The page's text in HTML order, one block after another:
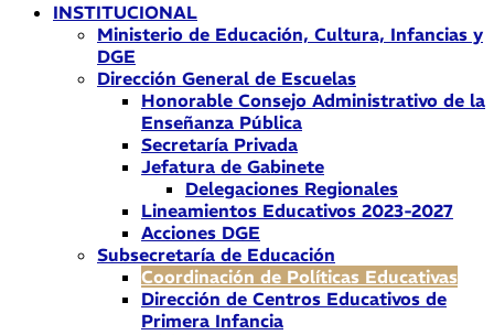
INSTITUCIONAL
Ministerio de Educación, Cultura, Infancias y
DGE
Dirección General de Escuelas
Honorable Consejo Administrativo de la
Enseñanza Pública
Secretaría Privada
Jefatura de Gabinete
Delegaciones Regionales
Lineamientos Educativos 2023-2027
Acciones DGE
Subsecretaría de Educación
Coordinación de Políticas Educativas
Dirección de Centros Educativos de
Primera Infancia